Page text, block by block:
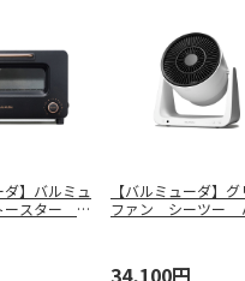
ダ】バルミュ
スター プ
【バルミューダ】
ファン シーツー
34,100円